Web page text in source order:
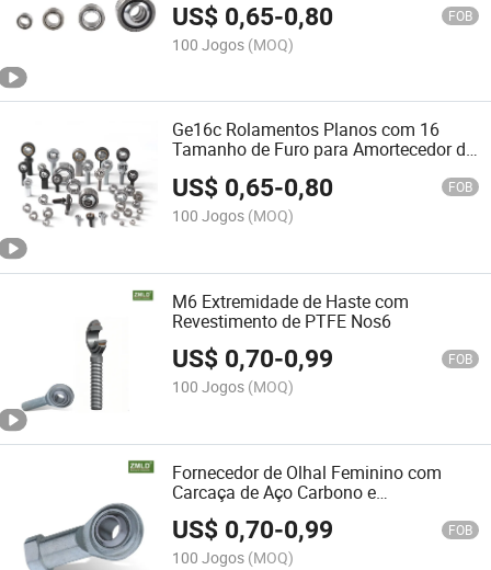
US$ 0,65-0,80 FOB
100 Jogos (MOQ)
Ge16c Rolamentos Planos com 16
Tamanho de Furo para Amortecedor de
Motocicleta
US$ 0,65-0,80 FOB
100 Jogos (MOQ)
M6 Extremidade de Haste com
Revestimento de PTFE Nos6
US$ 0,70-0,99 FOB
100 Jogos (MOQ)
Fornecedor de Olhal Feminino com
Carcaça de Aço Carbono e
Revestimento de PTFE NHS8
US$ 0,70-0,99 FOB
100 Jogos (MOQ)